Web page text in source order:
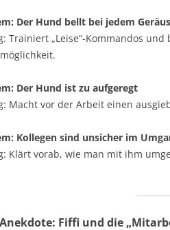
Der Hund bellt bei jedem
Trainiert „Leise“-Kommandos
Der Hund ist zu aufgeregt
Macht vor der Arbeit einen
Kollegen sind unsicher im
Klärt vorab, wie man mit ihm
Fiffi und die